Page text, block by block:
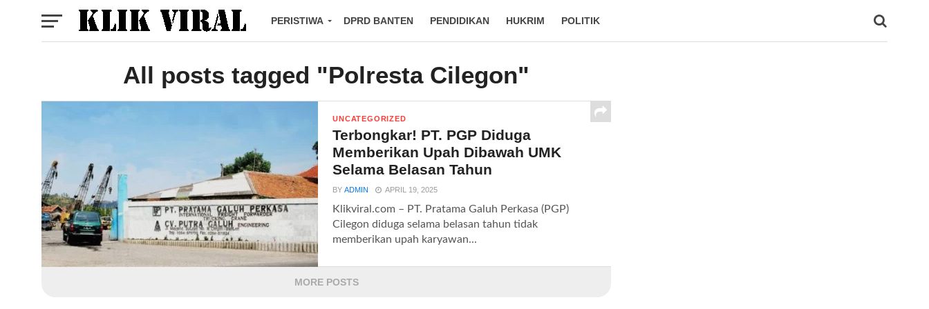
PERISTIWA DPRD BANTEN PENDIDIKAN HUKRIM POLITIK
All posts tagged "Polresta Cilegon"
UNCATEGORIZED
Terbongkar! PT. PGP Diduga
Memberikan Upah Dibawah UMK
Selama Belasan Tahun
BYADMIN APRIL 19, 2025
Klikviral.com – PT. Pratama Galuh Perkasa (PGP)
Cilegon diduga selama belasan tahun tidak
memberikan upah karyawan...
MORE POSTS